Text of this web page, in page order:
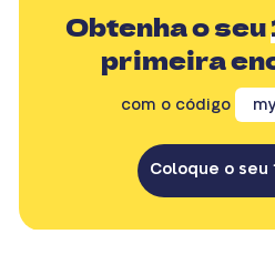
Obtenha o seu
primeira
com o código
Coloque o seu